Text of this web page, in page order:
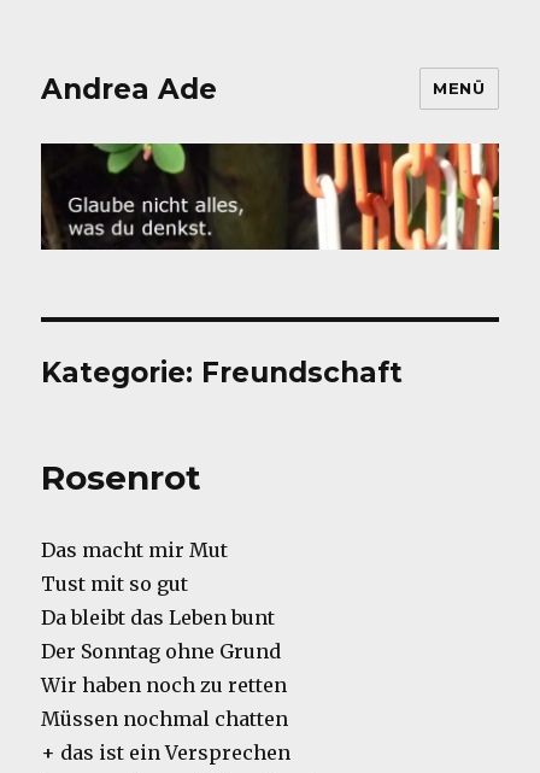
Andrea Ade MENÜ
Kategorie: Freundschaft
Rosenrot
Das macht mir Mut
Tust mit so gut
Da bleibt das Leben bunt
Der Sonntag ohne Grund
Wir haben noch zu retten
Müssen nochmal chatten
+ das ist ein Versprechen